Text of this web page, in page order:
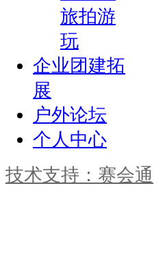
旅拍游
玩
企业团建拓
展
户外论坛
个人中心
技术支持：赛会通